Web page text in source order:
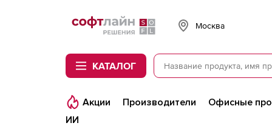
Softline
Москва
КАТАЛОГ
Акции Производители Офисные
ИИ